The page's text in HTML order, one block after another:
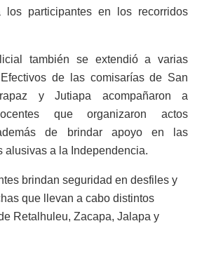
los participantes en los recorridos
también se extendió a varias
de las comisarías de San
y Jutiapa acompañaron a
que organizaron actos
de brindar apoyo en las
alusivas a la Independencia.
brindan seguridad en desfiles y
que llevan a cabo distintos
Retalhuleu, Zacapa, Jalapa y